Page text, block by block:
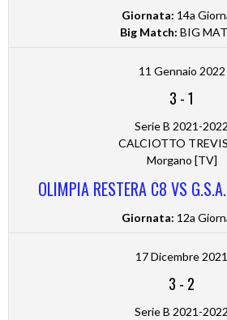
Giornata: 14a
Big Match: BIG
11 Gennaio 2022
3 -1
Serie B 2021-2022
CALCIOTTO
Morgano [TV]
OLIMPIA RESTERA C8 VS
Giornata: 12a
17 Dicembre 2021
3 - 2
Serie B 2021-2022